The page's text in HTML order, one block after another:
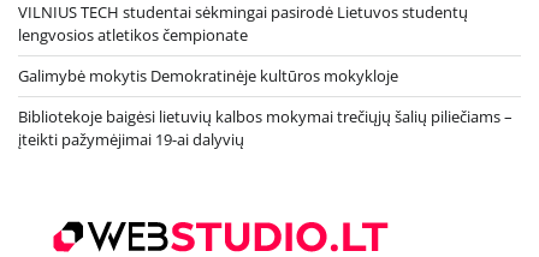
VILNIUS TECH studentai sėkmingai pasirodė Lietuvos studentų
lengvosios atletikos čempionate
Galimybė mokytis Demokratinėje kultūros mokykloje
Bibliotekoje baigėsi lietuvių kalbos mokymai trečiųjų šalių piliečiams –
įteikti pažymėjimai 19-ai dalyvių